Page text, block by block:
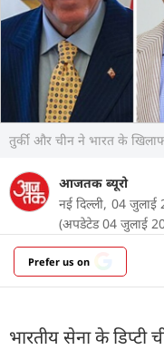
तुर्की और चीन ने भारत के
आजतक ब्यूरो
नई दिल्ली, 04 जुलाई
(अपडेटेड 04 जुलाई
Prefer us on
भारतीय सेना के डिप्टी